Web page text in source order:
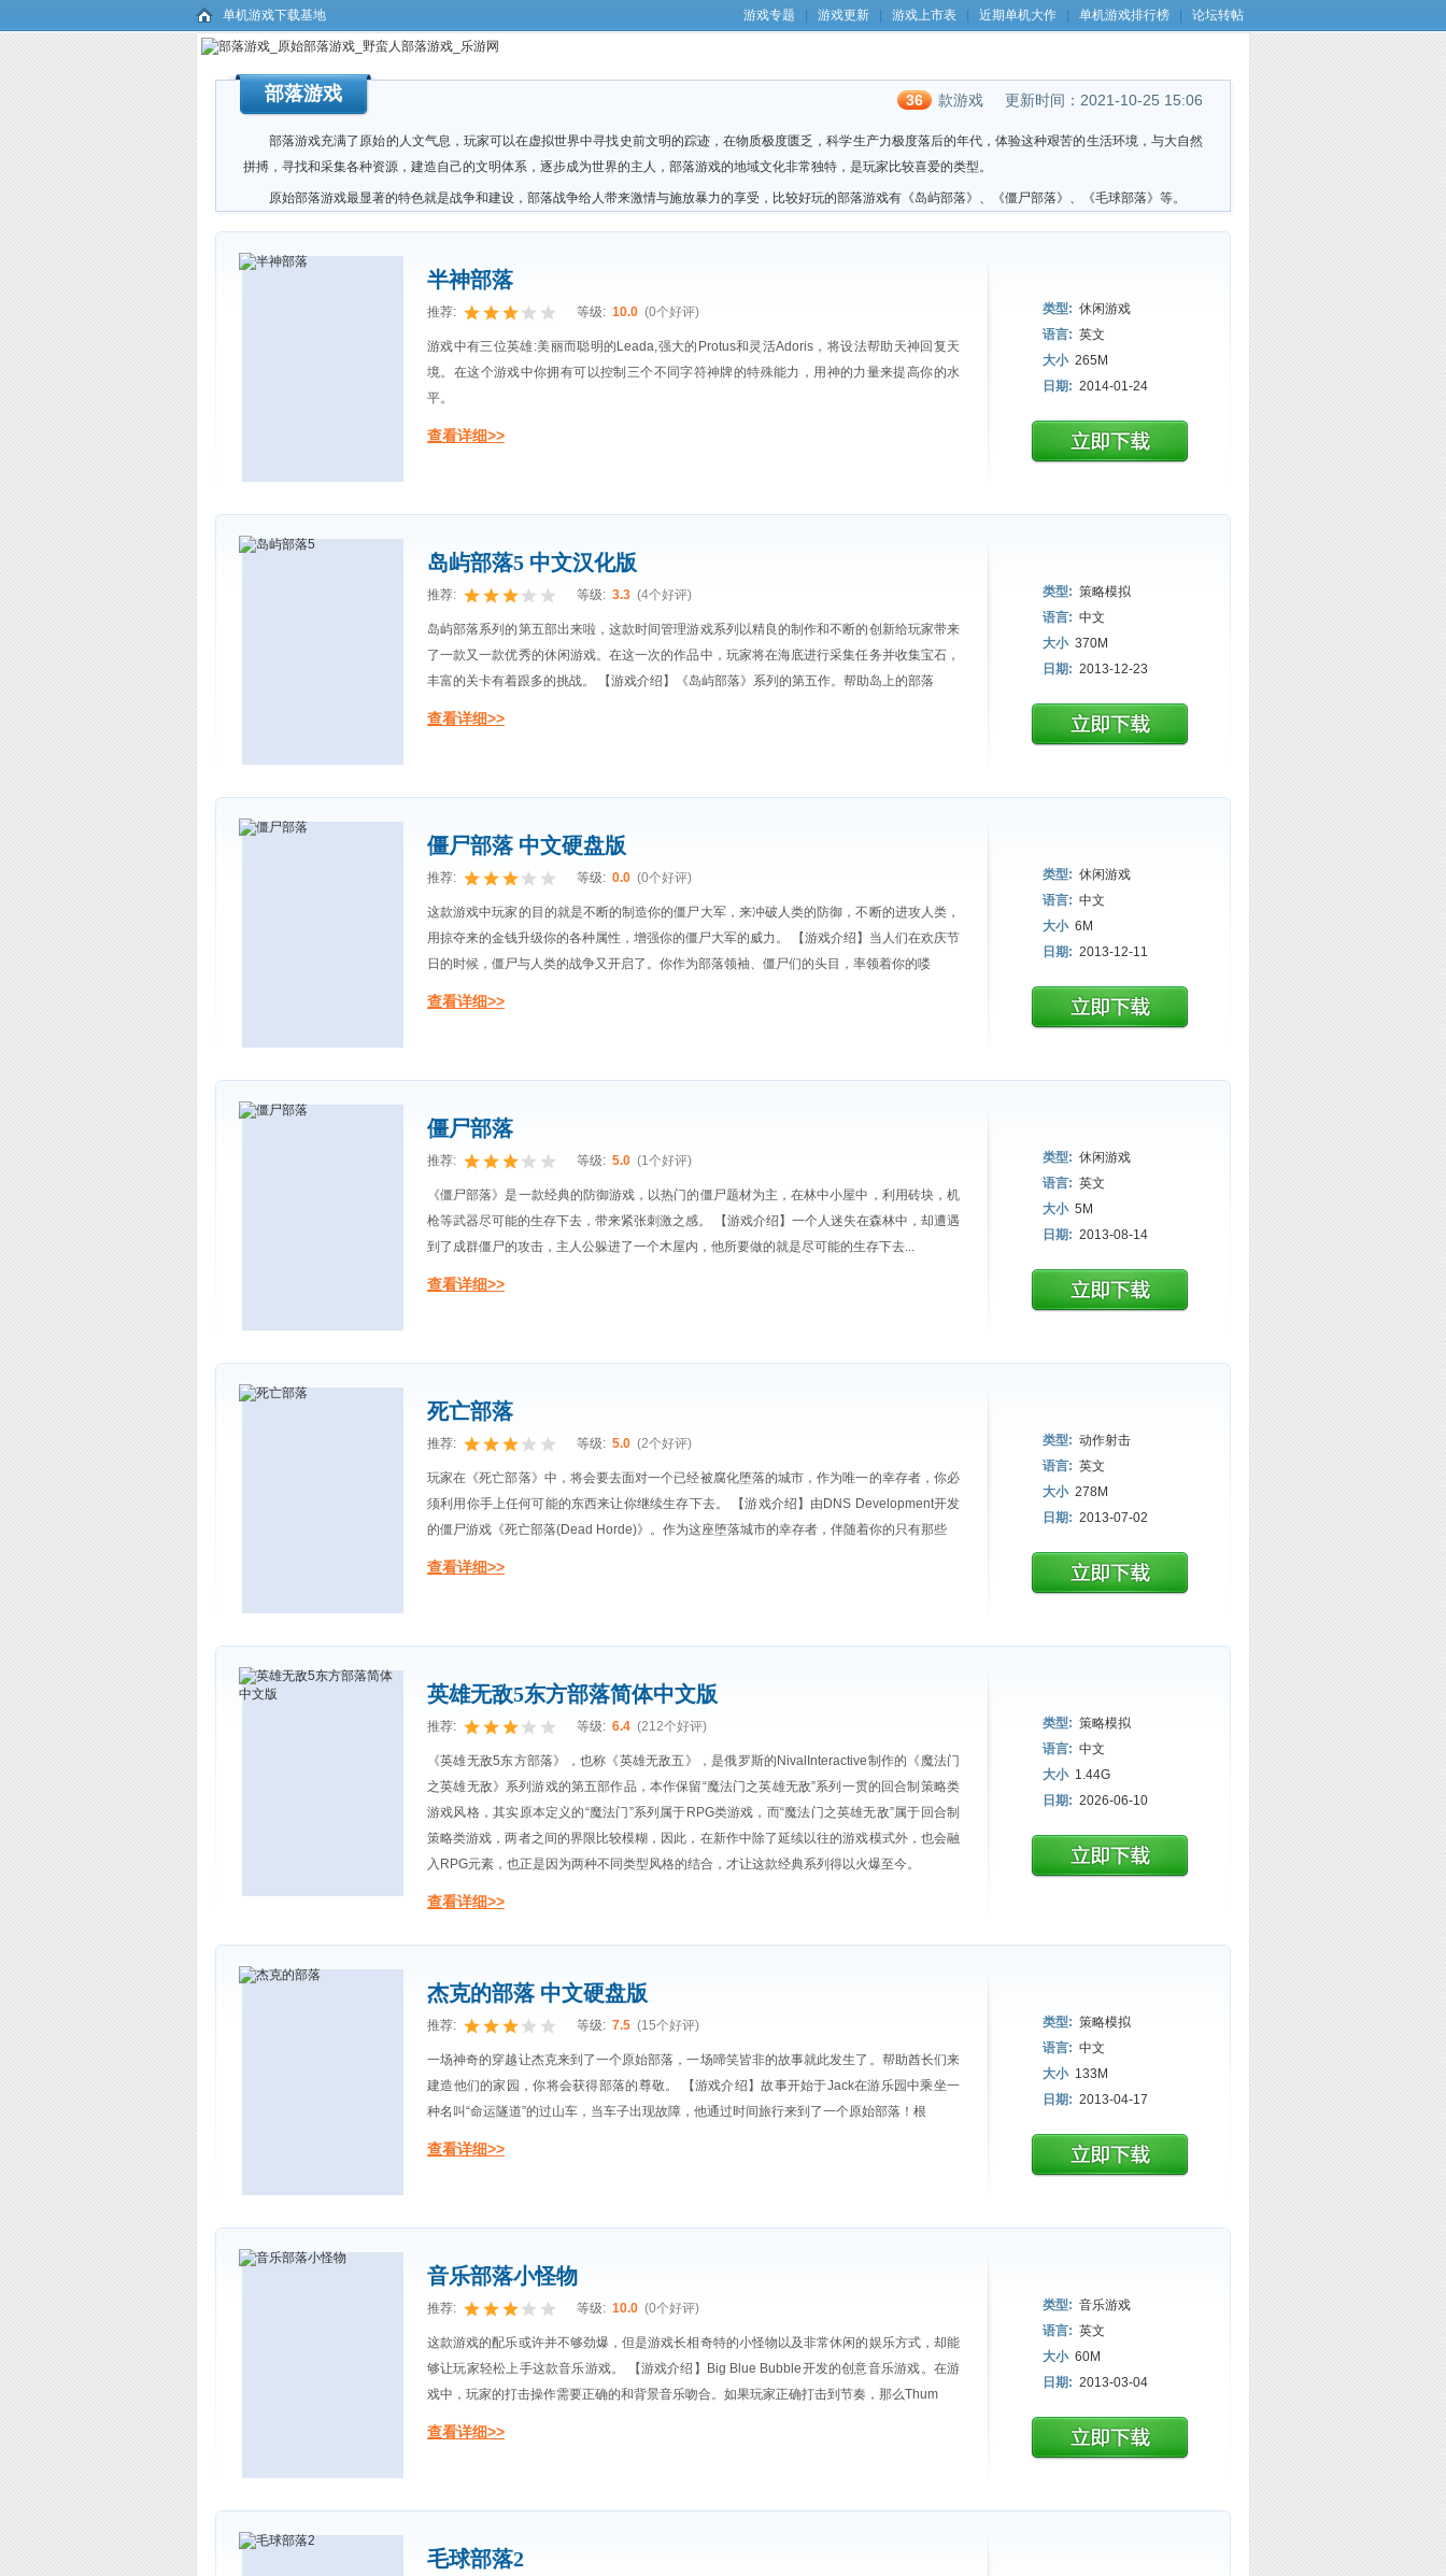
单机游戏下载基地 游戏专题 游戏更新 游戏上市表 近期单机大作 单机游戏排行榜 论坛转帖
部落游戏 36 款游戏 更新时间：2021-10-25 15:06
部落游戏充满了原始的人文气息，玩家可以在虚拟世界中寻找史前文明的踪迹，在物质极度匮乏，科学生产力极度落后的年代，体验这种艰苦的生活环境，与大自然
拼搏，寻找和采集各种资源，建造自己的文明体系，逐步成为世界的主人，部落游戏的地域文化非常独特，是玩家比较喜爱的类型。
原始部落游戏最显著的特色就是战争和建设，部落战争给人带来激情与施放暴力的享受，比较好玩的部落游戏有《岛屿部落》、《僵尸部落》、《毛球部落》等。
半神部落
推荐: 等级: 10.0 (0个好评)
游戏中有三位英雄:美丽而聪明的Leada,强大的Protus和灵活Adoris，将设法帮助天神回复天
境。在这个游戏中你拥有可以控制三个不同字符神牌的特殊能力，用神的力量来提高你的水
平。
查看详细>>
类型: 休闲游戏
语言: 英文
大小 265M
日期: 2014-01-24
岛屿部落5 中文汉化版
推荐: 等级: 3.3 (4个好评)
岛屿部落系列的第五部出来啦，这款时间管理游戏系列以精良的制作和不断的创新给玩家带来
了一款又一款优秀的休闲游戏。在这一次的作品中，玩家将在海底进行采集任务并收集宝石，
丰富的关卡有着跟多的挑战。 【游戏介绍】《岛屿部落》系列的第五作。帮助岛上的部落
查看详细>>
类型: 策略模拟
语言: 中文
大小 370M
日期: 2013-12-23
僵尸部落 中文硬盘版
推荐: 等级: 0.0 (0个好评)
这款游戏中玩家的目的就是不断的制造你的僵尸大军，来冲破人类的防御，不断的进攻人类，
用掠夺来的金钱升级你的各种属性，增强你的僵尸大军的威力。 【游戏介绍】当人们在欢庆节
日的时候，僵尸与人类的战争又开启了。你作为部落领袖、僵尸们的头目，率领着你的喽
查看详细>>
类型: 休闲游戏
语言: 中文
大小 6M
日期: 2013-12-11
僵尸部落
推荐: 等级: 5.0 (1个好评)
《僵尸部落》是一款经典的防御游戏，以热门的僵尸题材为主，在林中小屋中，利用砖块，机
枪等武器尽可能的生存下去，带来紧张刺激之感。 【游戏介绍】一个人迷失在森林中，却遭遇
到了成群僵尸的攻击，主人公躲进了一个木屋内，他所要做的就是尽可能的生存下去...
查看详细>>
类型: 休闲游戏
语言: 英文
大小 5M
日期: 2013-08-14
死亡部落
推荐: 等级: 5.0 (2个好评)
玩家在《死亡部落》中，将会要去面对一个已经被腐化堕落的城市，作为唯一的幸存者，你必
须利用你手上任何可能的东西来让你继续生存下去。 【游戏介绍】由DNS Development开发
的僵尸游戏《死亡部落(Dead Horde)》。作为这座堕落城市的幸存者，伴随着你的只有那些
查看详细>>
类型: 动作射击
语言: 英文
大小 278M
日期: 2013-07-02
英雄无敌5东方部落简体中文版
推荐: 等级: 6.4 (212个好评)
《英雄无敌5东方部落》，也称《英雄无敌五》，是俄罗斯的NivalInteractive制作的《魔法门
之英雄无敌》系列游戏的第五部作品，本作保留“魔法门之英雄无敌”系列一贯的回合制策略类
游戏风格，其实原本定义的“魔法门”系列属于RPG类游戏，而“魔法门之英雄无敌”属于回合制
策略类游戏，两者之间的界限比较模糊，因此，在新作中除了延续以往的游戏模式外，也会融
入RPG元素，也正是因为两种不同类型风格的结合，才让这款经典系列得以火爆至今。
查看详细>>
类型: 策略模拟
语言: 中文
大小 1.44G
日期: 2026-06-10
杰克的部落 中文硬盘版
推荐: 等级: 7.5 (15个好评)
一场神奇的穿越让杰克来到了一个原始部落，一场啼笑皆非的故事就此发生了。帮助酋长们来
建造他们的家园，你将会获得部落的尊敬。 【游戏介绍】故事开始于Jack在游乐园中乘坐一
种名叫“命运隧道”的过山车，当车子出现故障，他通过时间旅行来到了一个原始部落！根
查看详细>>
类型: 策略模拟
语言: 中文
大小 133M
日期: 2013-04-17
音乐部落小怪物
推荐: 等级: 10.0 (0个好评)
这款游戏的配乐或许并不够劲爆，但是游戏长相奇特的小怪物以及非常休闲的娱乐方式，却能
够让玩家轻松上手这款音乐游戏。 【游戏介绍】Big Blue Bubble开发的创意音乐游戏。在游
戏中，玩家的打击操作需要正确的和背景音乐吻合。如果玩家正确打击到节奏，那么Thum
查看详细>>
类型: 音乐游戏
语言: 英文
大小 60M
日期: 2013-03-04
毛球部落2